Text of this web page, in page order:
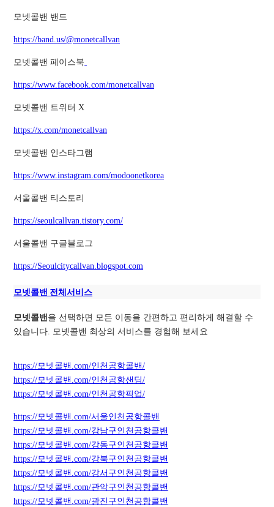
모넷콜밴 밴드
https://band.us/@monetcallvan
모넷콜밴 페이스북
https://www.facebook.com/monetcallvan
모넷콜밴 트위터 X
https://x.com/monetcallvan
모넷콜밴 인스타그램
https://www.instagram.com/modoonetkorea
서울콜밴 티스토리
https://seoulcallvan.tistory.com/
서울콜밴 구글블로그
https://Seoulcitycallvan.blogspot.com
모넷콜밴 전체서비스
모넷콜밴을 선택하면 모든 이동을 간편하고 편리하게 해결할 수
있습니다. 모넷콜밴 최상의 서비스를 경험해 보세요
https://모넷콜밴.com/인천공항콜밴/
https://모넷콜밴.com/인천공항샌딩/
https://모넷콜밴.com/인천공항픽업/
https://모넷콜밴.com/서울인천공항콜밴
https://모넷콜밴.com/강남구인천공항콜밴
https://모넷콜밴.com/강동구인천공항콜밴
https://모넷콜밴.com/강북구인천공항콜밴
https://모넷콜밴.com/강서구인천공항콜밴
https://모넷콜밴.com/관악구인천공항콜밴
https://모넷콜밴.com/광진구인천공항콜밴